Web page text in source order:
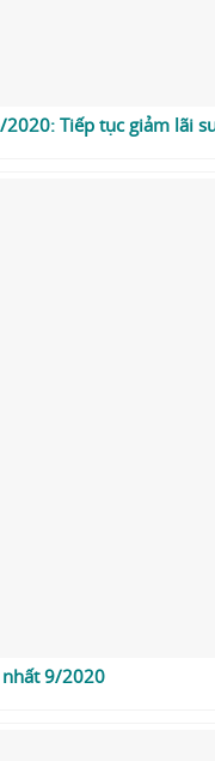
Tiếp tục giảm lãi
nhất 9/2020